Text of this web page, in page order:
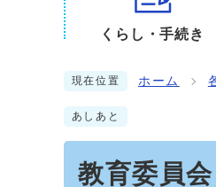
くらし・手続き
現在位置 ホーム
あしあと
教育委員会